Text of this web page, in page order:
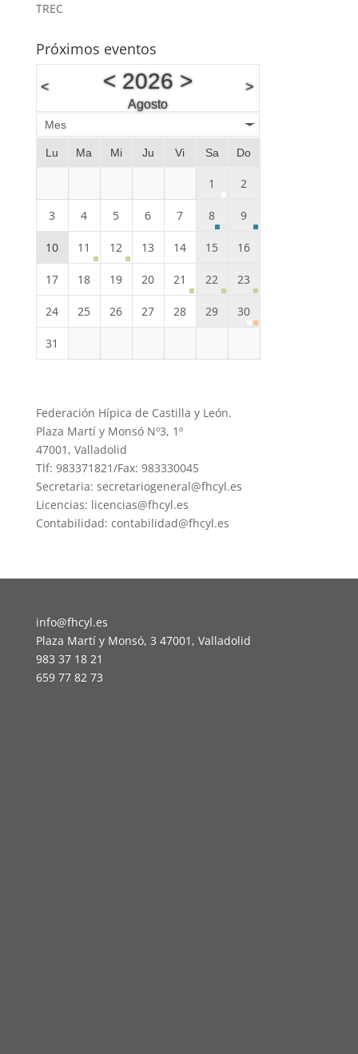
TREC
Próximos eventos
< < 2026>
Agosto
>
Mes
Lu Ma Mi Ju Vi Sa Do
1 2
3 4 5 6 7 8 9
10 11 12 13 14 15 16
17 18 19 20 21 22 23
24 25 26 27 28 29 30
31
Federación Hípica de Castilla y León.
Plaza Martí y Monsó Nº3, 1º
47001, Valladolid
Tlf: 983371821/Fax: 983330045
Secretaria: secretariogeneral@fhcyl.es
Licencias: licencias@fhcyl.es
Contabilidad: contabilidad@fhcyl.es
info@fhcyl.es
Plaza Martí y Monsó, 3 47001, Valladolid
983 37 18 21
659 77 82 73